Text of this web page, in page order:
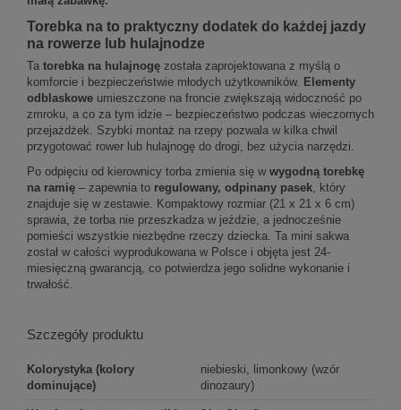
Torebka na to praktyczny dodatek do każdej jazdy
na rowerze lub hulajnodze
Ta torebka na hulajnogę została zaprojektowana z myślą o
komforcie i bezpieczeństwie młodych użytkowników. Elementy
odblaskowe umieszczone na froncie zwiększają widoczność po
zmroku, a co za tym idzie – bezpieczeństwo podczas wieczornych
przejażdżek. Szybki montaż na rzepy pozwala w kilka chwil
przygotować rower lub hulajnogę do drogi, bez użycia narzędzi.
Po odpięciu od kierownicy torba zmienia się w wygodną torebkę
na ramię – zapewnia to regulowany, odpinany pasek, który
znajduje się w zestawie. Kompaktowy rozmiar (21 x 21 x 6 cm)
sprawia, że torba nie przeszkadza w jeździe, a jednocześnie
pomieści wszystkie niezbędne rzeczy dziecka. Ta mini sakwa
został w całości wyprodukowana w Polsce i objęta jest 24-
miesięczną gwarancją, co potwierdza jego solidne wykonanie i
trwałość.
Szczegóły produktu
Kolorystyka (kolory
dominujące)
niebieski, limonkowy (wzór
dinozaury)